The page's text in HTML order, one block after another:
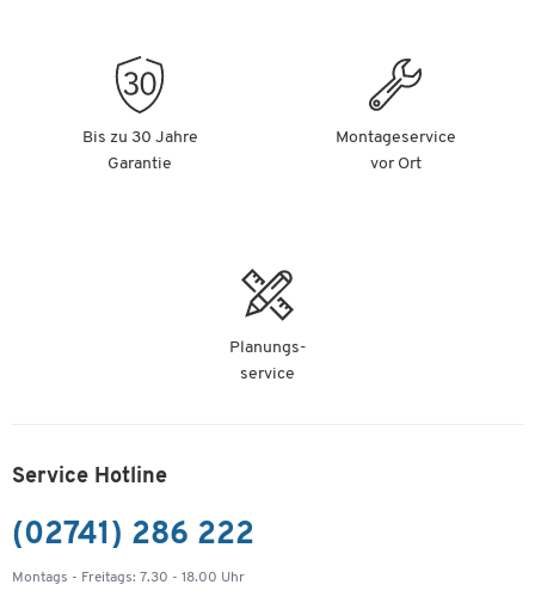
Bis zu 30 Jahre
Garantie
Montageservice
vor Ort
Planungs-
service
Service Hotline
(02741) 286 222
Montags - Freitags: 7.30 - 18.00 Uhr